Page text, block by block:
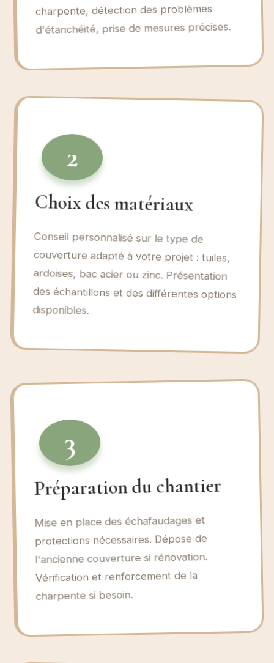
charpente, détection des problèmes
d'étanchéité, prise de mesures précises.
2
Choix des matériaux
Conseil personnalisé sur le type de
couverture adapté à votre projet : tuiles,
ardoises, bac acier ou zinc. Présentation
des échantillons et des différentes options
disponibles.
3
Préparation du chantier
Mise en place des échafaudages et
protections nécessaires. Dépose de
l'ancienne couverture si rénovation.
Vérification et renforcement de la
charpente si besoin.